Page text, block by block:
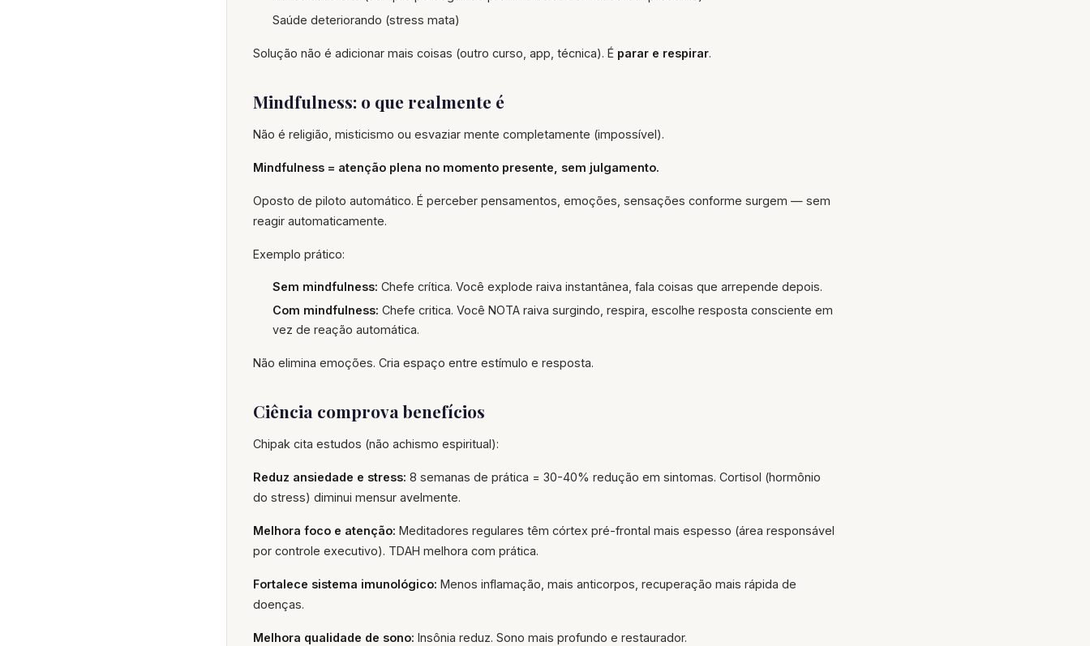
Saúde deteriorando (stress mata)
Solução não é adicionar mais coisas (outro curso, app, técnica). É parar e respirar.
Mindfulness: o que realmente é
Não é religião, misticismo ou esvaziar mente completamente (impossível).
Mindfulness = atenção plena no momento presente, sem julgamento.
Oposto de piloto automático. É perceber pensamentos, emoções, sensações conforme surgem — sem
reagir automaticamente.
Exemplo prático:
Sem mindfulness: Chefe crítica. Você explode raiva instantânea, fala coisas que arrepende depois.
Com mindfulness: Chefe critica. Você NOTA raiva surgindo, respira, escolhe resposta consciente em
vez de reação automática.
Não elimina emoções. Cria espaço entre estímulo e resposta.
Ciência comprova benefícios
Chipak cita estudos (não achismo espiritual):
Reduz ansiedade e stress: 8 semanas de prática = 30-40% redução em sintomas. Cortisol (hormônio
do stress) diminui mensur avelmente.
Melhora foco e atenção: Meditadores regulares têm córtex pré-frontal mais espesso (área responsável
por controle executivo). TDAH melhora com prática.
Fortalece sistema imunológico: Menos inflamação, mais anticorpos, recuperação mais rápida de
doenças.
Melhora qualidade de sono: Insônia reduz. Sono mais profundo e restaurador.